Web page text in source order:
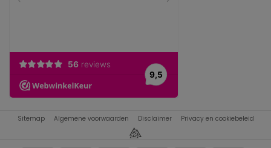
Sitemap Algemene voorwaarden Disclaimer Privacy en cookiebeleid